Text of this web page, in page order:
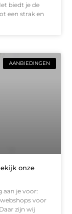
biedt je de
een strak en
AANBIEDINGEN
onze
aan je voor:
voor
zijn wij